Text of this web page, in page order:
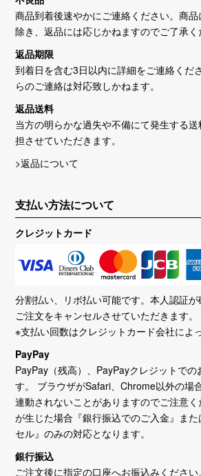
商品到着後速やかにご連絡ください。商
除き、返品には応じかねますのでご了承く
返品期限
到着日を含む3日以内に詳細をご連絡くだ
らのご連絡は対応致しかねます。
返品送料
当方の明らかな過失や不備にて発生する
担させていただきます。
>返品について
支払い方法について
クレジットカード
分割払い、リボ払い可能です。本人認証
ご注文をキャンセルさせていただきます。
※支払い回数はクレジットカード会社によ
PayPay
PayPay（残高）、PayPayクレジットで
す。 ブラウザがSafari、Chrome以外の場
連動されないことがありますのでご注意
が生じた場合『銀行振込でのご入金』ま
セル』のみの対応となります。
銀行振込
ご注文後に指定の口座へお振込みくださ